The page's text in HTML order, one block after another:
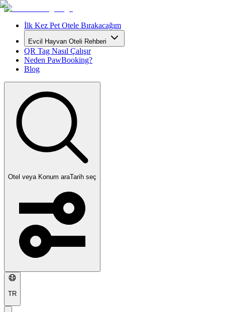
İlk Kez Pet Otele Bırakacağım
Evcil Hayvan Oteli Rehberi
QR Tag Nasıl Çalışır
Neden PawBooking?
Blog
Otel veya Konum araTarih seç
TR